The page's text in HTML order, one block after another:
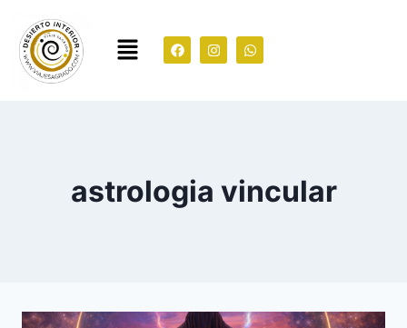
astrologia vincular